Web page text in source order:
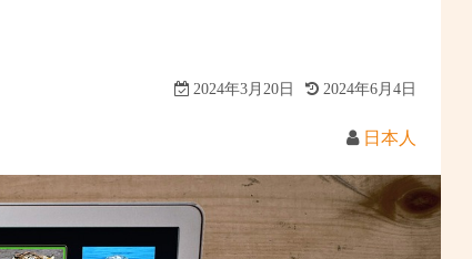
2024年3月20日 2024年6月4日
日本人